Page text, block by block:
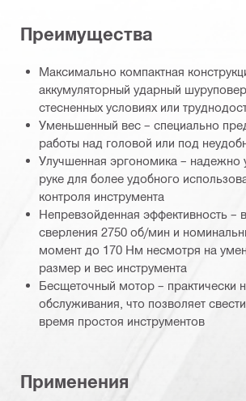
Преимущества
Максимально компактная
аккумуляторный ударный
стесненных условиях или
Уменьшенный вес – специально
работы над головой или под
Улучшенная эргономика – надежно
руке для более удобного
контроля инструмента
Непревзойденная эффективность –
сверления 2750 об/мин и
момент до 170 Нм несмотря на
размер и вес инструмента
Бесщеточный мотор – практически
обслуживания, что позволяет
время простоя инструментов
Применения